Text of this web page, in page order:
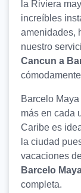
la Riviera
increíbles
amenidades,
nuestro
Cancun a
Barcelo
más en cada
Caribe es
la ciudad
vacaciones
Barcelo
completa.